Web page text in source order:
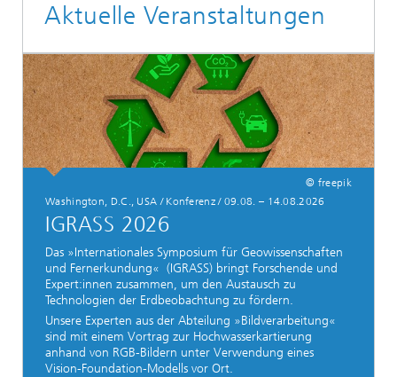
Aktuelle Veranstaltungen
© freepik
Washington, D.C., USA / Konferenz / 09.08. – 14.08.2026
IGRASS 2026
Das »Internationales Symposium für Geowissenschaften
und Fernerkundung« (IGRASS) bringt Forschende und
Expert:innen zusammen, um den Austausch zu
Technologien der Erdbeobachtung zu fördern.
Unsere Experten aus der Abteilung »Bildverarbeitung«
sind mit einem Vortrag zur Hochwasserkartierung
anhand von RGB-Bildern unter Verwendung eines
Vision-Foundation-Modells vor Ort.